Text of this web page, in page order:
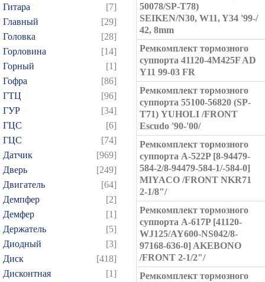
Гитара
[7]
Главный
[29]
Головка
[28]
Горловина
[14]
Горный
[1]
Гофра
[86]
ГТЦ
[96]
ГУР
[34]
ГЦC
[6]
ГЦС
[74]
Датчик
[969]
Дверь
[249]
Двигатель
[64]
Демпфер
[2]
Демфер
[1]
Держатель
[5]
Диодный
[3]
Диск
[418]
Дисконтная
[1]
50078/SP-T78)
SEIKEN/N30, W11, Y34 '99-/
42, 8mm
Ремкомплект тормозного
суппорта 41120-4M425F AD
Y11 99-03 FR
Ремкомплект тормозного
суппорта 55100-56820 (SP-
T71) YUHOLI /FRONT
Escudo '90-'00/
Ремкомплект тормозного
суппорта A-522P [8-94479-
584-2/8-94479-584-1/-584-0]
MIYACO /FRONT NKR71
2-1/8"/
Ремкомплект тормозного
суппорта A-617P [41120-
WJ125/AY600-NS042/8-
97168-636-0] AKEBONO
/FRONT 2-1/2"/
Ремкомплект тормозного